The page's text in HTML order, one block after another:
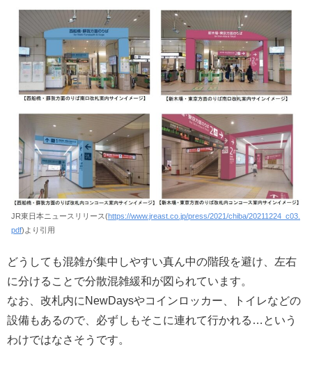
JR東日本ニュースリリース(https://www.jreast.co.jp/press/2021/chiba/20211224_c03.
pdf)より引用
どうしても混雑が集中しやすい真ん中の階段を避け、左右
に分けることで分散混雑緩和が図られています。
なお、改札内にNewDaysやコインロッカー、トイレなどの
設備もあるので、必ずしもそこに連れて行かれる…という
わけではなさそうです。